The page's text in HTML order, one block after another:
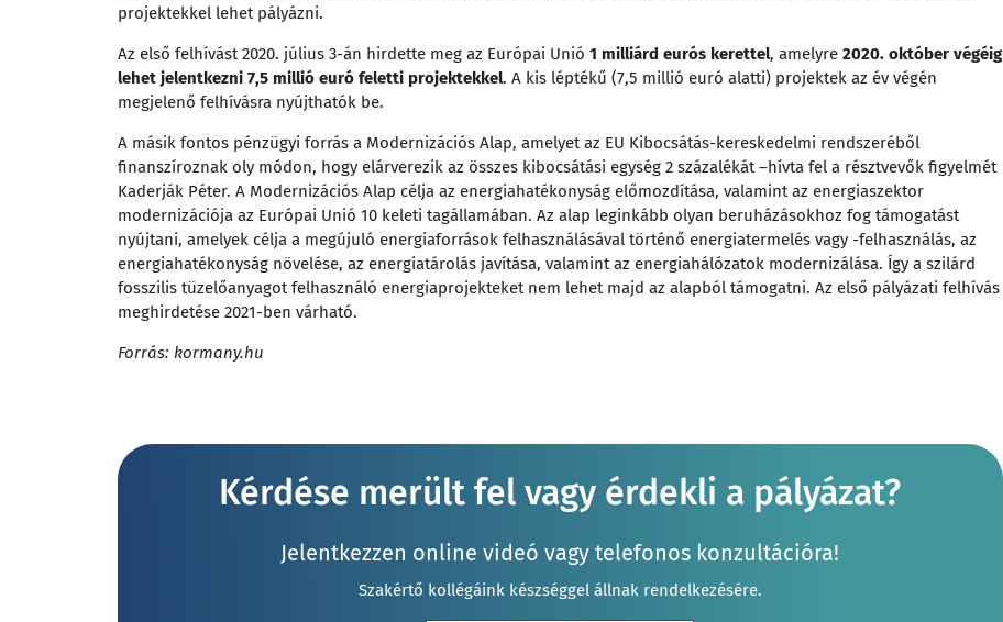
projektekkel lehet pályázni.
Az első felhívást 2020. július 3-án hirdette meg az Európai Unió 1 milliárd eurós kerettel, amelyre 2020. október végéig
lehet jelentkezni 7,5 millió euró feletti projektekkel. A kis léptékű (7,5 millió euró alatti) projektek az év végén
megjelenő felhívásra nyújthatók be.
A másik fontos pénzügyi forrás a Modernizációs Alap, amelyet az EU Kibocsátás-kereskedelmi rendszeréből
finanszíroznak oly módon, hogy elárverezik az összes kibocsátási egység 2 százalékát –hívta fel a résztvevők figyelmét
Kaderják Péter. A Modernizációs Alap célja az energiahatékonyság előmozdítása, valamint az energiaszektor
modernizációja az Európai Unió 10 keleti tagállamában. Az alap leginkább olyan beruházásokhoz fog támogatást
nyújtani, amelyek célja a megújuló energiaforrások felhasználásával történő energiatermelés vagy -felhasználás, az
energiahatékonyság növelése, az energiatárolás javítása, valamint az energiahálózatok modernizálása. Így a szilárd
fosszilis tüzelőanyagot felhasználó energiaprojekteket nem lehet majd az alapból támogatni. Az első pályázati felhívás
meghirdetése 2021-ben várható.
Forrás: kormany.hu
Kérdése merült fel vagy érdekli a pályázat?
Jelentkezzen online videó vagy telefonos konzultációra!
Szakértő kollégáink készséggel állnak rendelkezésére.